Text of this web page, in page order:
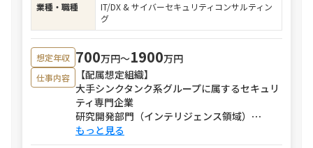
業種・職種
IT/DX & サイバーセキュリティコンサルティン
グ
想定年収 700万円〜1900万円
仕事内容
【配属想定組織】
大手シンクタンク系グループに属するセキュリ
ティ専門企業
研究開発部門（インテリジェンス領域） ⋯
もっと見る